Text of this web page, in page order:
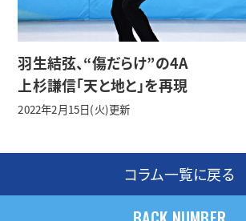
羽生結弦、“傷だらけ”の4A
上杉謙信「天と地と」を再現
2022年2月15日(火)更新
コラム一覧に戻る